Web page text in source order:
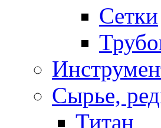
Сетки
Сырье,
Титан